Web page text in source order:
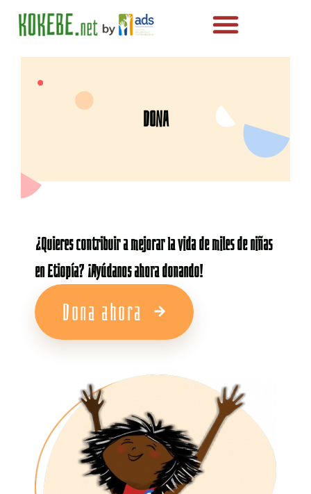
DONA
¿Quieres contribuir a mejorar la vida de miles de niñas
en Etiopía? ¡Ayúdanos ahora donando!
Dona ahora